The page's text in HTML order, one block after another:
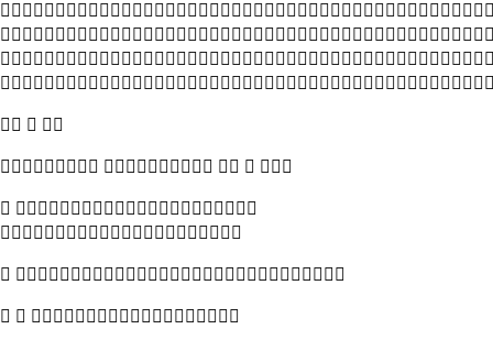
  
    
 

 
  